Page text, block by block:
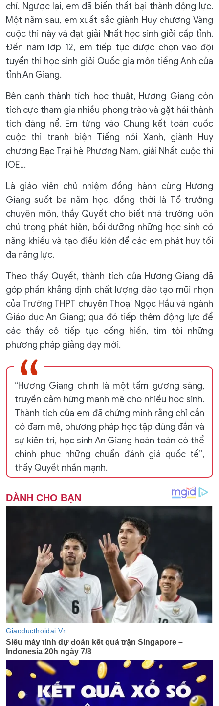
chí. Ngược lại, em đã biến thất bại thành động lực.
Một năm sau, em xuất sắc giành Huy chương Vàng
cuộc thi này và đạt giải Nhất học sinh giỏi cấp tỉnh.
Đến năm lớp 12, em tiếp tục được chọn vào đội
tuyển thi học sinh giỏi Quốc gia môn tiếng Anh của
tỉnh An Giang.
Bên cạnh thành tích học thuật, Hương Giang còn
tích cực tham gia nhiều phong trào và gặt hái thành
tích đáng nể. Em từng vào Chung kết toàn quốc
cuộc thi tranh biện Tiếng nói Xanh, giành Huy
chương Bạc Trại hè Phương Nam, giải Nhất cuộc thi
IOE…
Là giáo viên chủ nhiệm đồng hành cùng Hương
Giang suốt ba năm học, đồng thời là Tổ trưởng
chuyên môn, thầy Quyết cho biết nhà trường luôn
chú trọng phát hiện, bồi dưỡng những học sinh có
năng khiếu và tạo điều kiện để các em phát huy tối
đa năng lực.
Theo thầy Quyết, thành tích của Hương Giang đã
góp phần khẳng định chất lượng đào tạo mũi nhọn
của Trường THPT chuyên Thoại Ngọc Hầu và ngành
Giáo dục An Giang; qua đó tiếp thêm động lực để
các thầy cô tiếp tục cống hiến, tìm tòi những
phương pháp giảng dạy mới.
“Hương Giang chính là một tấm gương sáng,
truyền cảm hứng mạnh mẽ cho nhiều học sinh.
Thành tích của em đã chứng minh rằng chỉ cần
có đam mê, phương pháp học tập đúng đắn và
sự kiên trì, học sinh An Giang hoàn toàn có thể
chinh phục những chuẩn đánh giá quốc tế”,
thầy Quyết nhấn mạnh.